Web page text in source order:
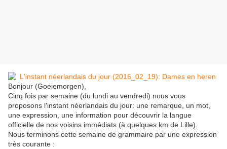
Bonjour (Goeiemorgen),
Cinq fois par semaine (du lundi au vendredi) nous vous
proposons l'instant néerlandais du jour: une remarque, un mot,
une expression, une information pour découvrir la langue
officielle de nos voisins immédiats (à quelques km de Lille).
Nous terminons cette semaine de grammaire par une expression
très courante :